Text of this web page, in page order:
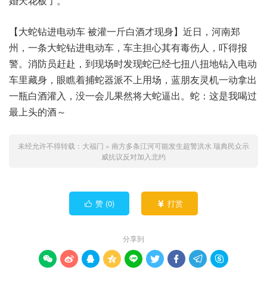
【大蛇钻进电动车 被灌一斤白酒才现身】近日，河南郑
州，一条大蛇钻进电动车，车主担心其有毒伤人，吓得报
警。消防员赶赴，到现场时发现蛇已经七扭八扭地钻入电动
车里藏身，眼瞧着捕蛇器派不上用场，蓝朋友灵机一动拿出
一瓶白酒灌入，没一会儿果然将大蛇逼出。蛇：这是我喝过
最上头的酒～
未经允许不得转载： 大福门 » 南方多条江河可能发生超警洪水 瑞典民众示
威抗议反对加入北约
 赞 (0)  打赏
分享到
        